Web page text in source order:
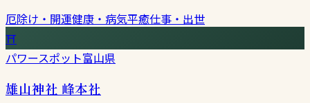
厄除け・開運健康・病気平癒仕事・出世
⛩
パワースポット富山県
雄山神社 峰本社